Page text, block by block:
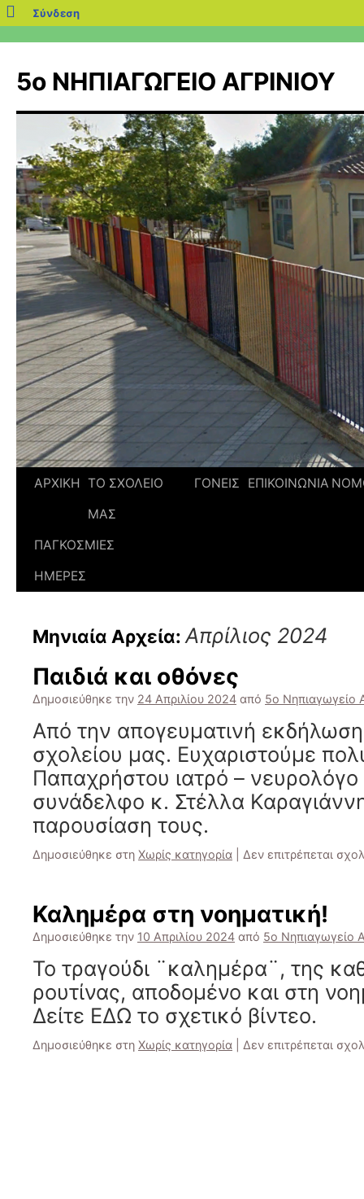
blogs.sch.gr
Σύνδεση
περιεχόμενο
5ο ΝΗΠΙΑΓΩΓΕΙΟ ΑΓΡΙΝΙΟΥ
ΑΡΧΙΚΗ ΤΟ ΣΧΟΛΕΙΟ
ΜΑΣ
ΓΟΝΕΙΣ ΕΠΙΚΟΙΝΩΝΙΑ
ΠΑΓΚΟΣΜΙΕΣ
ΗΜΕΡΕΣ
Μηνιαία Αρχεία: Απρίλιος 2024
Παιδιά και οθόνες
Δημοσιεύθηκε την 24 Απριλίου 2024 από 5ο Νηπιαγωγείο
Από την απογευματινή εκδήλωση
σχολείου μας. Ευχαριστούμε
Παπαχρήστου ιατρό – νευρολόγο
συνάδελφο κ. Στέλλα
παρουσίαση τους.
Δημοσιεύθηκε στη Χωρίς κατηγορία Δεν επιτρέπεται
Καλημέρα στη νοηματική!
Δημοσιεύθηκε την 10 Απριλίου 2024 από 5ο Νηπιαγωγείο
Το τραγούδι ¨καλημέρα¨, της
ρουτίνας, αποδομένο και στη
Δείτε ΕΔΩ το σχετικό βίντεο.
Δημοσιεύθηκε στη Χωρίς κατηγορία Δεν επιτρέπεται